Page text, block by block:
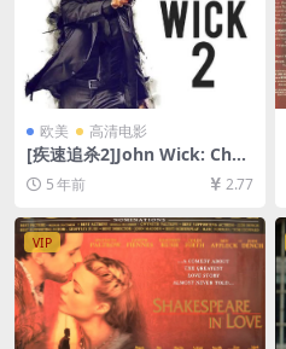
欧美 高清电影
[疾速追杀2]John Wick: Chap
ter 2 (2017)[百度网盘+迅雷
云盘资源1080P超清未删减]
5 年前 2.77
VIP